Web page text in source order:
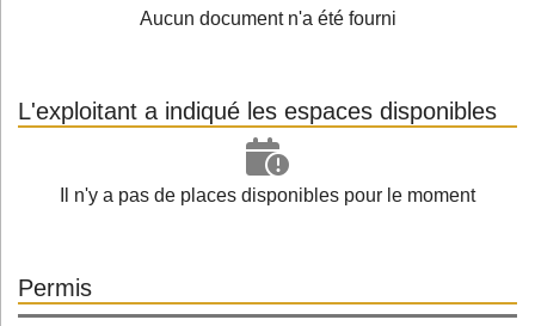
Aucun document n'a été fourni
L'exploitant a indiqué les espaces disponibles
Il n'y a pas de places disponibles pour le moment
Permis